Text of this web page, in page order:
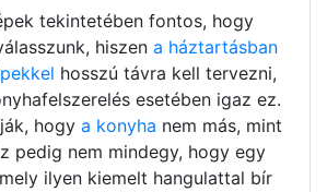
tekintetében fontos, hogy
hiszen a háztartásban
hosszú távra kell tervezni,
esetében igaz ez.
hogy a konyha nem más, mint
pedig nem mindegy, hogy egy
ilyen kiemelt hangulattal bír